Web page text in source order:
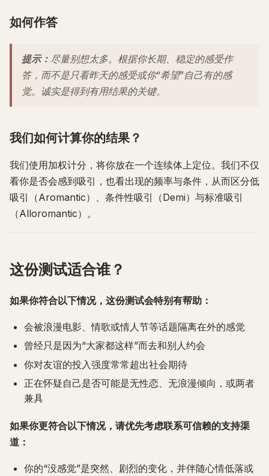
如何作答
提示： 尽量别想太多。根据你长期、稳定的感受作
答，而不是只看昨天的感受或你“希望”自己有的感
觉。诚实是得到有用结果的关键。
我们如何计算你的结果？
我们使用加权计分，将你放在一个连续体上定位。我们不仅
看你是否会感到吸引，也看出现的频率与条件，从而区分低
吸引（Aromantic）、条件性吸引（Demi）与标准吸引
（Alloromantic）。
这份测试适合谁？
如果你符合以下情况，这份测试会特别有帮助：
会被浪漫电影、情歌或情人节等话题隔离在外的感觉
曾经只是因为“大家都这样”而去和别人约会
你对友谊的投入强度常常超出社会期待
正在怀疑自己是否可能是无性恋、无浪漫倾向，或两者
兼具
如果你更符合以下情况，请优先考虑联系可信赖的支持渠
道：
你的“没感觉”是突然、剧烈的变化，并伴随心情低落或